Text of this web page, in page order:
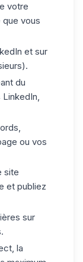
votre
vous
et sur
du
ou vos
site
et publiez
sur
la